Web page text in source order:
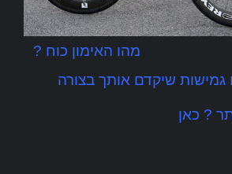
מהו האימון כוח ?
גמישות שיקדם אותך בצורה
? כאן